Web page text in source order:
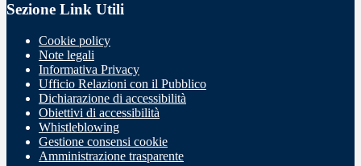
Sezione Link Utili
Cookie policy
Note legali
Informativa Privacy
Ufficio Relazioni con il Pubblico
Dichiarazione di accessibilità
Obiettivi di accessibilità
Whistleblowing
Gestione consensi cookie
Amministrazione trasparente